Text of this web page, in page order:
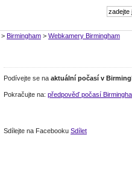
> Birmingham > Webkamery Birmingham
Podívejte se na aktuální počasí v
Pokračujte na: předpověď počasí
Sdílejte na Facebooku Sdílet